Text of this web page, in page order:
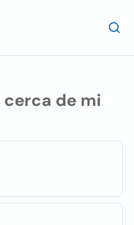
cerca de mi